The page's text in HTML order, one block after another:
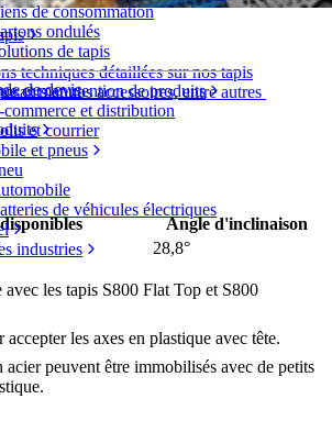
techniques détaillées sur nos tapis
et nos accessoires, entre autres
de consommation
ondulés
de tapis
et manutention de produits
commerce et distribution
et courrier
et pneus
de véhicules électriques
industries
de devis
Angle d'inclinaison
28,8°
avec les tapis S800 Flat Top et S800
accepter les axes en plastique avec tête.
acier peuvent être immobilisés avec de petits